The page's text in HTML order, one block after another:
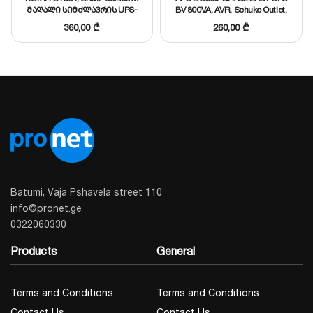
მაღალი სიმძლავრის UPS-
ებისთვის NETAGENT 9
360,00₾
BV 800VA, AVR, Schuko Outlet,
260,00₾
Batumi, Vaja Pshavela street 110
info@pronet.ge
0322060330
Products
Terms and Conditions
General
Terms and Conditions